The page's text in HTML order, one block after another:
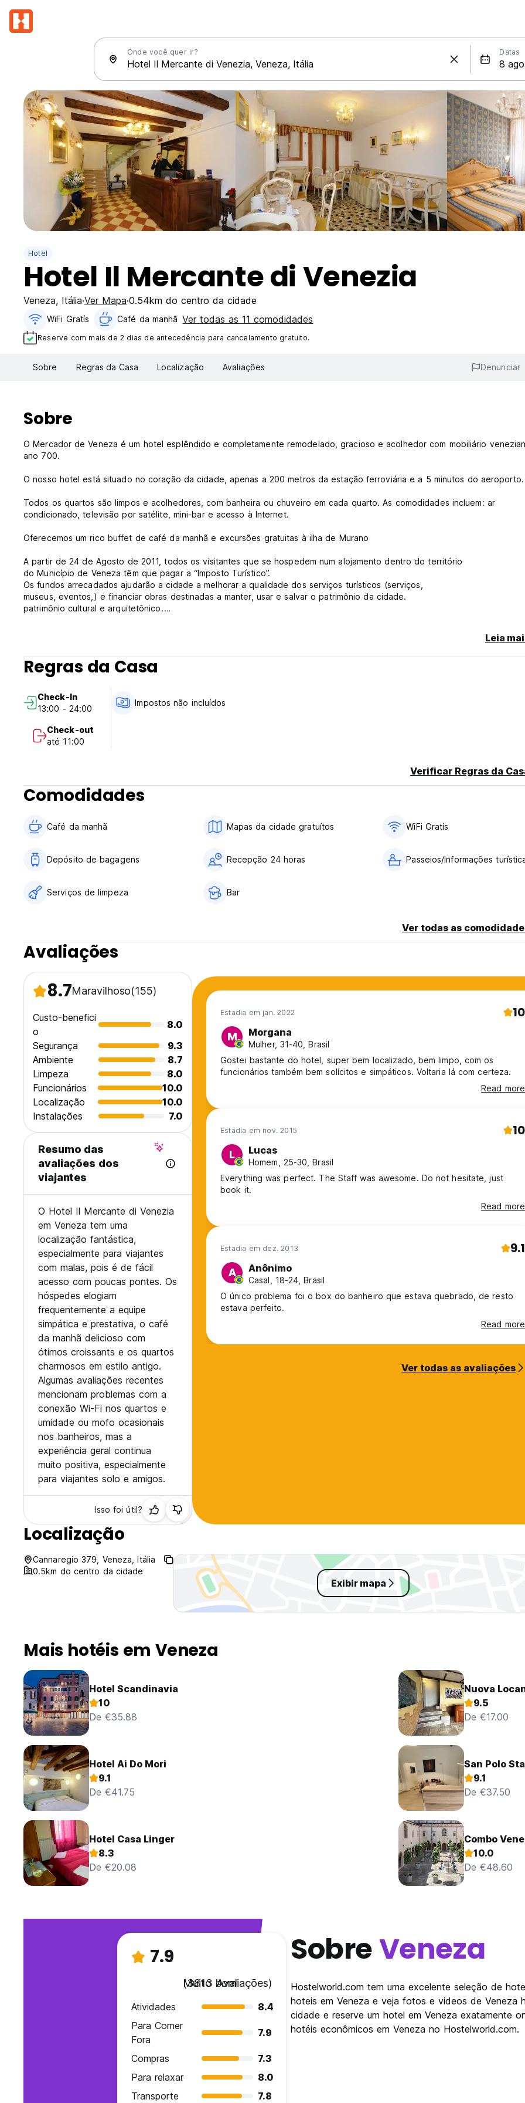
Onde você quer ir? Datas
Hotel
Hotel Il Mercante di Venezia
Veneza, Itália Ver Mapa 0.54km do centro da cidade
WiFi Gratís Café da manhã Ver todas as 11 comodidades
Reserve com mais de 2 dias de antecedência para cancelamento gratuito.
Sobre Regras da Casa Localização Avaliações Denunciar
Sobre
O Mercador de Veneza é um hotel esplêndido e completamente remodelado, gracioso e acolhedor com mobiliário
ano 700.
O nosso hotel está situado no coração da cidade, apenas a 200 metros da estação ferroviária e a 5 minutos do aeroporto.
Todos os quartos são limpos e acolhedores, com banheira ou chuveiro em cada quarto. As comodidades incluem: ar
condicionado, televisão por satélite, mini-bar e acesso à Internet.
Oferecemos um rico buffet de café da manhã e excursões gratuitas à ilha de Murano
A partir de 24 de Agosto de 2011, todos os visitantes que se hospedem num alojamento dentro do território
do Município de Veneza têm que pagar a “Imposto Turístico”.
Os fundos arrecadados ajudarão a cidade a melhorar a qualidade dos serviços turísticos (serviços,
museus, eventos,) e financiar obras destinadas a manter, usar e salvar o patrimônio da cidade.
patrimônio cultural e arquitetônico.
Uma redução de 50%. As seguintes categorias também estão isentas: pacientes
Realizando terapias de reabilitação em unidades de saúde da cidade e
Seus familiares; correios turísticos e motoristas de ônibus de turismo
PRÉ AUTORIZAÇÃO
Observação: todas as reservas exigem um cartão de crédito/débito válido para serem seguras. Pré-autorizamos os
qualquer momento após a confirmação da sua reserva. Se a pré-autorização não for bem sucedida, a propriedade irá
um cartão válido com crédito suficiente e, se não conseguir fornecer um cartão válido em menos de 24 horas, a
reserva-se o direito de cancelar a sua reserva. (Auto-translated from original language)
Leia
Regras da Casa
Check-In
13:00 - 24:00
Check-out
até 11:00
Impostos não incluídos
Verificar Regras da
Comodidades
Café da manhã Mapas da cidade gratuítos WiFi Gratís
Depósito de bagagens Recepção 24 horas Passeios/Informações
Serviços de limpeza Bar
Ver todas as
Avaliações
8.7Maravilhoso(155)
Custo-benefici
o
8.0
Segurança
9.3
Ambiente
8.7
Limpeza
8.0
Funcionários
10.0
Localização
10.0
Instalações
7.0
Resumo das
avaliações dos
viajantes
O Hotel Il Mercante di Venezia
em Veneza tem uma
localização fantástica,
especialmente para viajantes
com malas, pois é de fácil
acesso com poucas pontes. Os
hóspedes elogiam
frequentemente a equipe
simpática e prestativa, o café
da manhã delicioso com
ótimos croissants e os quartos
charmosos em estilo antigo.
Algumas avaliações recentes
mencionam problemas com a
conexão Wi-Fi nos quartos e
umidade ou mofo ocasionais
nos banheiros, mas a
experiência geral continua
muito positiva, especialmente
para viajantes solo e amigos.
Isso foi útil?
Estadia em jan. 2022 10
M Morgana
Mulher, 31-40, Brasil
Gostei bastante do hotel, super bem localizado, bem limpo, com os
funcionários também bem solícitos e simpáticos. Voltaria lá com certeza.
Read more
Estadia em nov. 2015 10
L Lucas
Homem, 25-30, Brasil
Everything was perfect. The Staff was awesome. Do not hesitate, just
book it.
Read more
Estadia em dez. 2013 9.1
A Anônimo
Casal, 18-24, Brasil
O único problema foi o box do banheiro que estava quebrado, de resto
estava perfeito.
Read more
Ver todas as avaliações
Localização
Cannaregio 379, Veneza, Itália
0.5km do centro da cidade
Exibir mapa
Mais hotéis em Veneza
Hotel Scandinavia
10
De €35.88
Nuova
9.5
De €17.00
Hotel Ai Do Mori
9.1
De €41.75
San Polo
9.1
De €37.50
Hotel Casa Linger
8.3
De €20.08
Combo
10.0
De €48.60
7.9
Muito bom
(3813 Avaliações)
Atividades
8.4
Para Comer
Fora
7.9
Compras
7.3
Para relaxar
8.0
Transporte
7.8
SobreVeneza
Hostelworld.com tem uma excelente seleção de
hoteis em Veneza e veja fotos e videos de Veneza
cidade e reserve um hotel em Veneza exatamente
hotéis econômicos em Veneza no Hostelworld.com.